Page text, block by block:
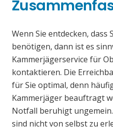
Wenn Sie entdecken, dass
benötigen, dann ist es
Kammerjägerservice für
kontaktieren. Die
für Sie optimal, denn
Kammerjäger beauftragt
Notfall beruhigt
sind nicht von selbst zu